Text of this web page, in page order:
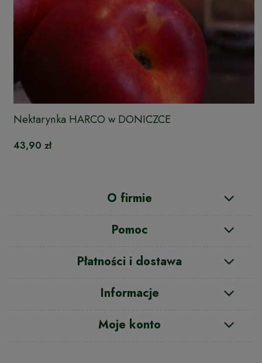
Nektarynka HARCO w DONICZCE
43,90 zł
O firmie
Pomoc
Płatności i dostawa
Informacje
Moje konto